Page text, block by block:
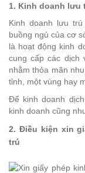
1. Kinh doanh lưu
Kinh doanh lưu
buồng ngủ của cơ
là hoạt động kinh
cung cấp các dịch
nhằm thỏa mãn
tỉnh, một vùng hay
Để kinh doanh
kinh doanh cũng
2. Điều kiện xin
trú